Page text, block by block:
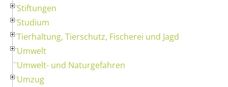
Stiftungen
Studium
Tierhaltung, Tierschutz, Fischerei und Jagd
Umwelt
Umwelt- und Naturgefahren
Umzug